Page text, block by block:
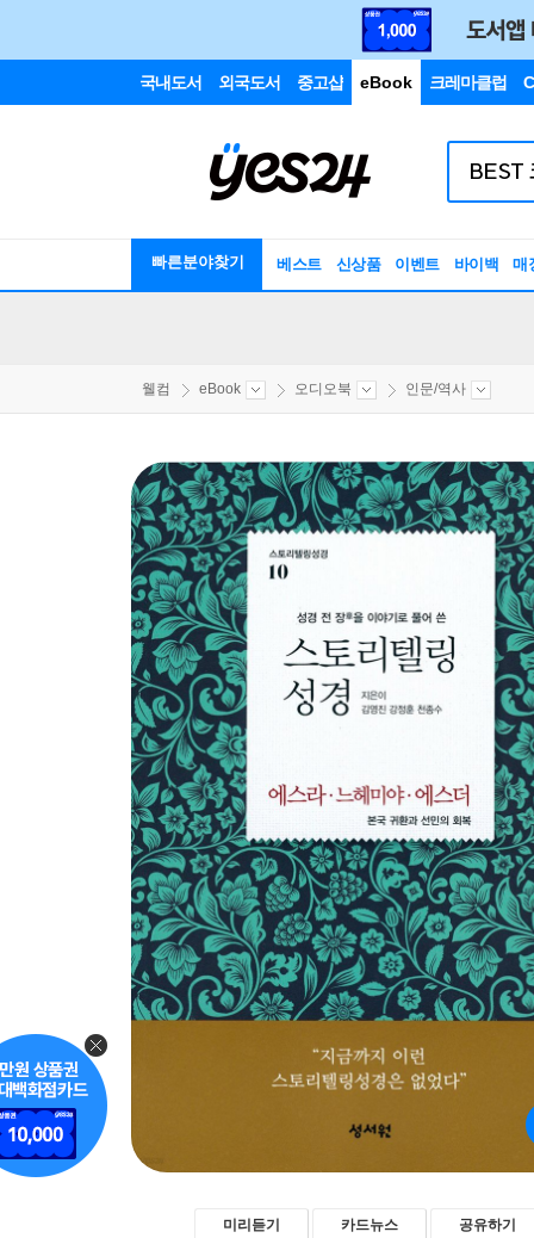
국내도서 외국도서 중고샵 eBook 크레마클럽
빠른분야찾기 베스트 신상품 이벤트 바이백 매
웰컴 eBook 오디오북 인문/역사
미리듣기 카드뉴스 공유하기